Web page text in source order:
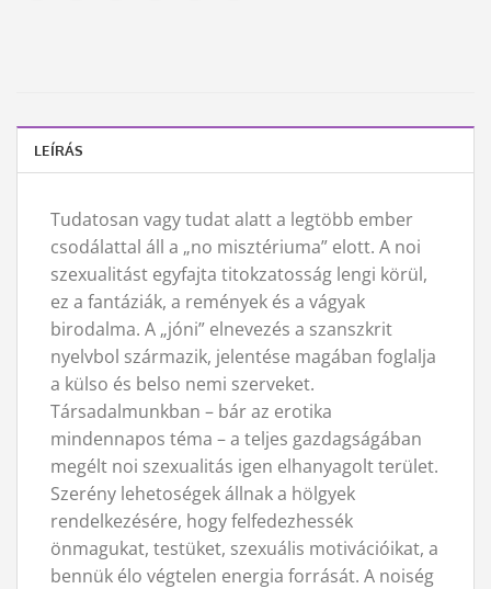
LEÍRÁS
Tudatosan vagy tudat alatt a legtöbb ember
csodálattal áll a „no misztériuma” elott. A noi
szexualitást egyfajta titokzatosság lengi körül,
ez a fantáziák, a remények és a vágyak
birodalma. A „jóni” elnevezés a szanszkrit
nyelvbol származik, jelentése magában foglalja
a külso és belso nemi szerveket.
Társadalmunkban – bár az erotika
mindennapos téma – a teljes gazdagságában
megélt noi szexualitás igen elhanyagolt terület.
Szerény lehetoségek állnak a hölgyek
rendelkezésére, hogy felfedezhessék
önmagukat, testüket, szexuális motivációikat, a
bennük élo végtelen energia forrását. A noiség